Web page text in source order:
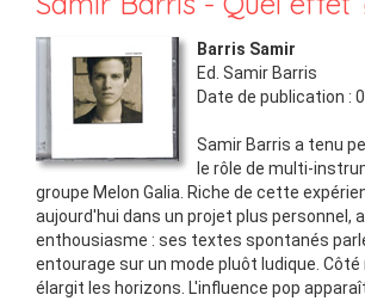
Barris Samir
Ed. Samir Barris
Date de publication :
Samir Barris a tenu
le rôle de multi-
groupe Melon Galia. Riche de cette
aujourd'hui dans un projet plus personnel,
enthousiasme : ses textes spontanés
entourage sur un mode pluôt ludique.
élargit les horizons. L'influence pop